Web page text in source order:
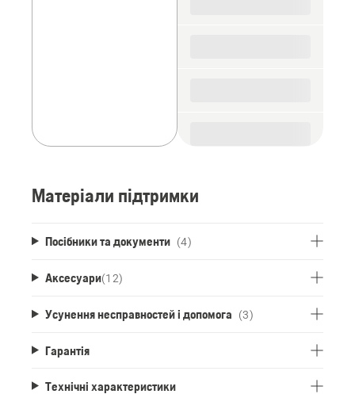
Матеріали підтримки
Посібники та документи (4)
Аксесуари(12)
Усунення несправностей і допомога (3)
Гарантія
Технічні характеристики